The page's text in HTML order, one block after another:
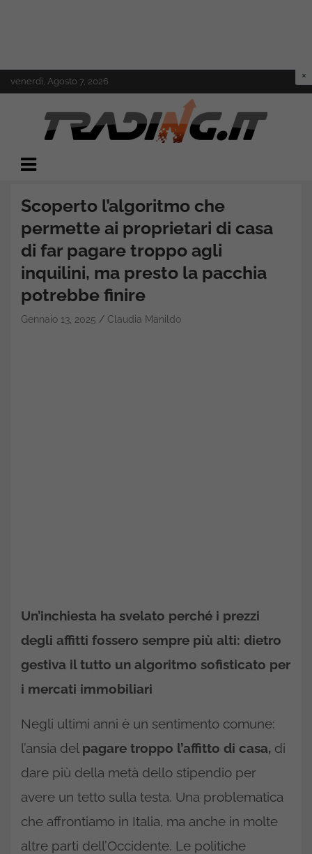
to
venerdì, Agosto 7, 2026
Trading.it
Scoperto l’algoritmo che
permette ai proprietari di casa
di far pagare troppo agli
inquilini, ma presto la pacchia
potrebbe finire
Gennaio 13, 2025 Claudia Manildo
Un’inchiesta ha svelato perché i prezzi
degli affitti fossero sempre più alti: dietro
gestiva il tutto un algoritmo sofisticato per
i mercati immobiliari
Negli ultimi anni è un sentimento comune:
l’ansia del pagare troppo l’affitto di casa, di
dare più della metà dello stipendio per
avere un tetto sulla testa. Una problematica
che affrontiamo in Italia, ma anche in molte
altre parti dell’Occidente. Le politiche